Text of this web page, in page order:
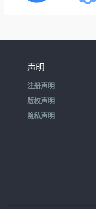
声明
注册声明
版权声明
隐私声明